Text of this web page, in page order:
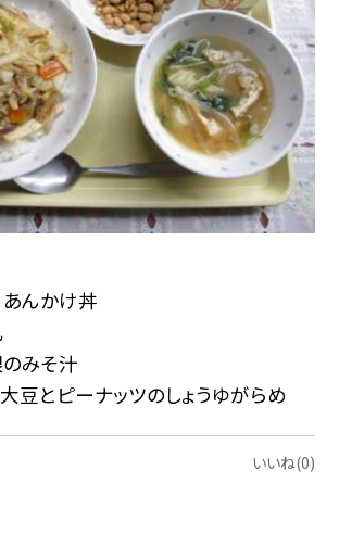
かけ丼
そ汁
ピーナッツのしょうゆがらめ
いいね(0)